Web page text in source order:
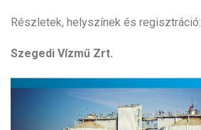
Részletek, helyszínek és regisztráció:
Szegedi Vízmű Zrt.